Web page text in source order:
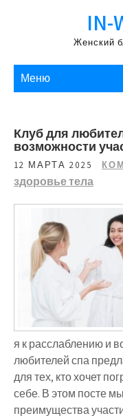
IN-
Женский
Меню
Клуб для
возможности
12 МАРТА 2025
здоровье тела
я к расслаблению и
любителей спа
для тех, кто хочет
себе. В этом посте
преимущества